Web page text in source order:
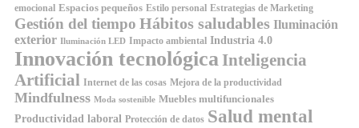
emocional Espacios pequeños Estilo personal Estrategias de Marketing
Gestión del tiempo Hábitos saludables Iluminación
exterior Iluminación LED Impacto ambiental Industria 4.0
Innovación tecnológica Inteligencia
Artificial Internet de las cosas Mejora de la productividad
Mindfulness Moda sostenible Muebles multifuncionales
Productividad laboral Protección de datos Salud mental